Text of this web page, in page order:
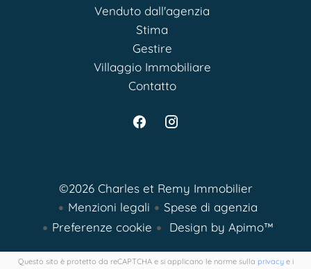
Venduto dall'agenzia
Stima
Gestire
Villaggio Immobiliare
Contatto
©2026 Charles et Remy Immobilier
Menzioni legali
Spese di agenzia
Preferenze cookie
Design by Apimo™
Questo sito è protetto da reCAPTCHA e si applicano le norme sulla privacye i